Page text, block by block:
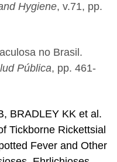
Hygiene, v.71, pp.
no Brasil.
Pública, pp. 461-
BRADLEY KK et al.
Tickborne Rickettsial
Fever and Other